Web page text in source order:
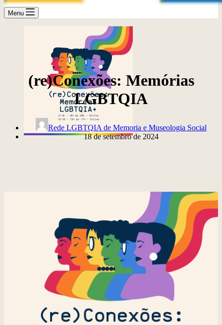
Menu
(re)Conexões: Memórias
LGBTQIA
Rede LGBTQIA de Memoria e Museologia Social
18 de setembro de 2024